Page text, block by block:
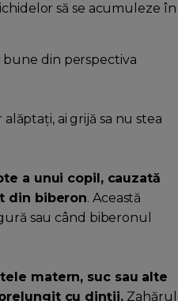
să se acumuleze în
din perspectiva
ai grijă sa nu stea
a unui copil, cauzată
din biberon. Această
sau când biberonul
matern, suc sau alte
cu dinții. Zahărul